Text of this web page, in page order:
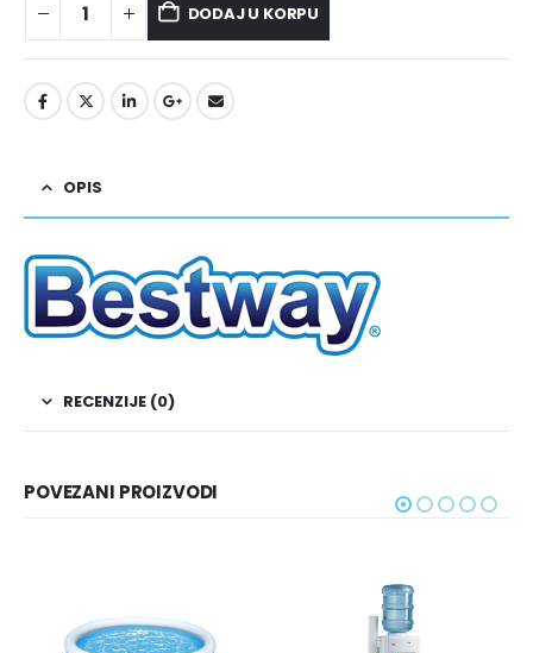
DODAJ U KORPU
OPIS
RECENZIJE (0)
POVEZANI PROIZVODI